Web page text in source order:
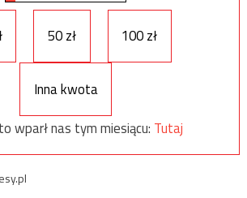
50 zł 100 zł
Inna kwota
wparł nas tym miesiącu: Tutaj